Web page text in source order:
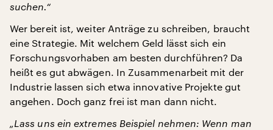
suchen.“
Wer bereit ist, weiter Anträge zu schreiben, braucht
eine Strategie. Mit welchem Geld lässt sich ein
Forschungsvorhaben am besten durchführen? Da
heißt es gut abwägen. In Zusammenarbeit mit der
Industrie lassen sich etwa innovative Projekte gut
angehen. Doch ganz frei ist man dann nicht.
„Lass uns ein extremes Beispiel nehmen: Wenn man